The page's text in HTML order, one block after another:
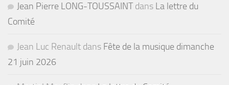
Jean Pierre LONG-TOUSSAINTdans La lettre du
Comité
Jean Luc Renault dans Fête de la musique dimanche
21 juin 2026